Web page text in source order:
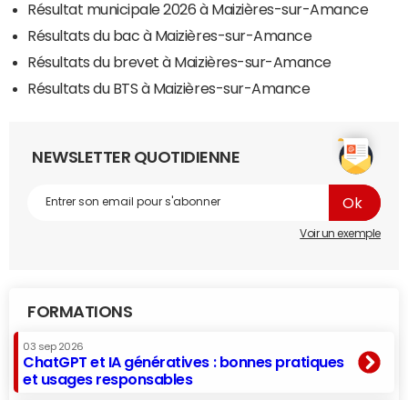
Résultat municipale 2026 à Maizières-sur-Amance
Résultats du bac à Maizières-sur-Amance
Résultats du brevet à Maizières-sur-Amance
Résultats du BTS à Maizières-sur-Amance
NEWSLETTER QUOTIDIENNE
Voir un exemple
FORMATIONS
03 sep 2026
ChatGPT et IA génératives : bonnes pratiques
et usages responsables